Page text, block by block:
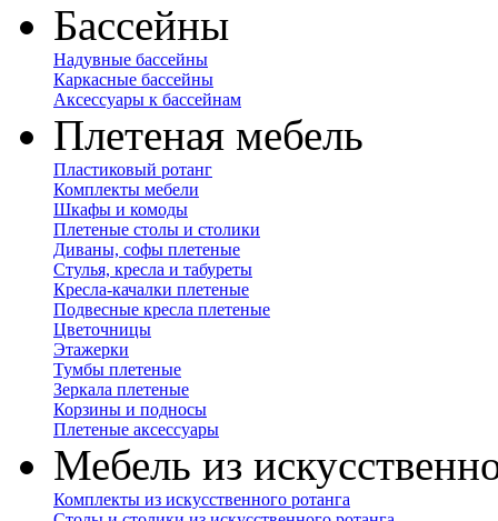
Бассейны
Надувные бассейны
Каркасные бассейны
Аксессуары к бассейнам
Плетеная мебель
Пластиковый ротанг
Комплекты мебели
Шкафы и комоды
Плетеные столы и столики
Диваны, софы плетеные
Стулья, кресла и табуреты
Кресла-качалки плетеные
Подвесные кресла плетеные
Цветочницы
Этажерки
Тумбы плетеные
Зеркала плетеные
Корзины и подносы
Плетеные аксессуары
Мебель из
Комплекты из искусственного ротанга